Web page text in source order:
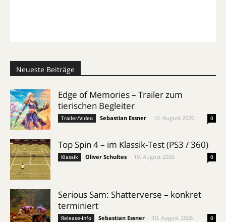
Neueste Beiträge
Edge of Memories – Trailer zum
tierischen Begleiter
Trailer/Video Sebastian Essner 10. August 2026 0
Top Spin 4 – im Klassik-Test (PS3 / 360)
Klassik Oliver Schultes 10. August 2026 0
Serious Sam: Shatterverse – konkret
terminiert
Release-Info Sebastian Essner 10. August 2026 0